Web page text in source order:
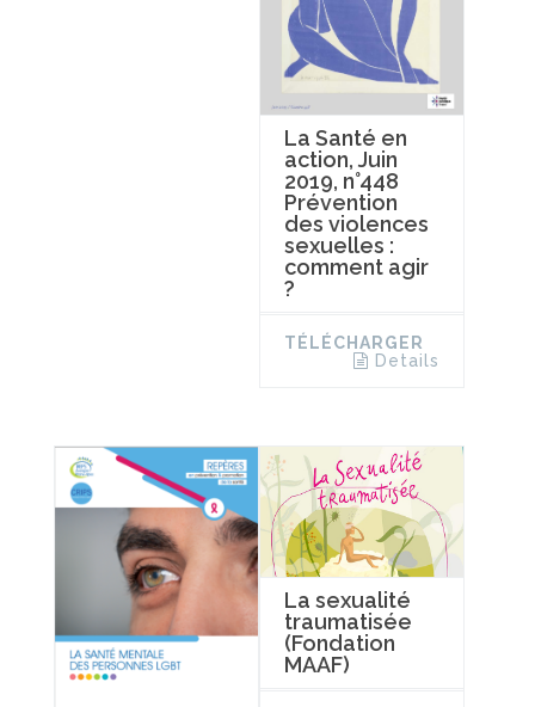
La Santé en
action, Juin
2019, n°448
Prévention
des violences
sexuelles :
comment agir
?
TÉLÉCHARGER
Details
La sexualité
traumatisée
(Fondation
MAAF)